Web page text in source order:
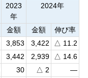
2023
年
2024年
金額 金額
伸び率
3,853 3,422
△ 11.2
3,442 2,939
△ 14.6
30 △ 2
—